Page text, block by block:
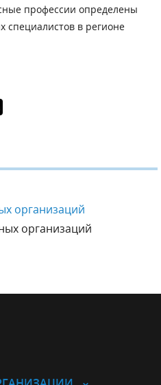
профессии определены
специалистов в регионе
организаций
организаций